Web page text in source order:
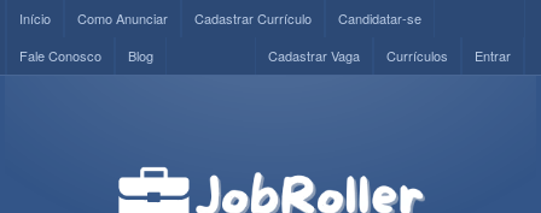
Início Como Anunciar Cadastrar Currículo
Candidatar-se
Fale Conosco
Blog Entrar
Currículos
Cadastrar Vaga